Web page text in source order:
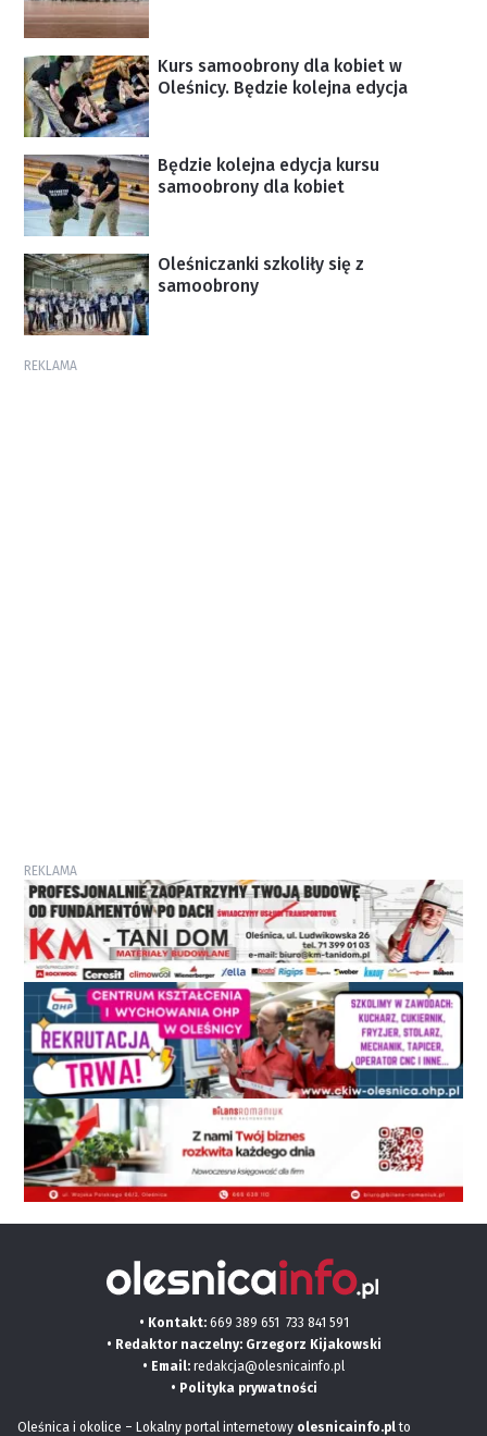
Kurs samoobrony dla kobiet w
Oleśnicy. Będzie kolejna edycja
Będzie kolejna edycja kursu
samoobrony dla kobiet
Oleśniczanki szkoliły się z
samoobrony
REKLAMA
REKLAMA
• Kontakt: 669 389 651 733 841 591
• Redaktor naczelny: Grzegorz Kijakowski
• Email: redakcja@olesnicainfo.pl
• Polityka prywatności
Oleśnica i okolice – Lokalny portal internetowy olesnicainfo.plto